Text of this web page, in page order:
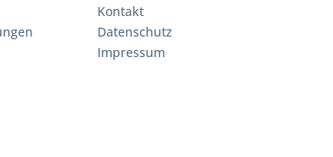
Kontakt
Datenschutz
Impressum